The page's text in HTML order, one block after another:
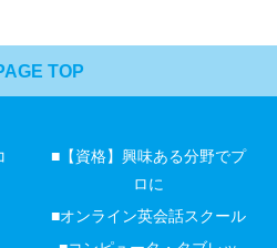
TOP
■【資格】興味ある分野でプ
ロに
■オンライン英会話スクール